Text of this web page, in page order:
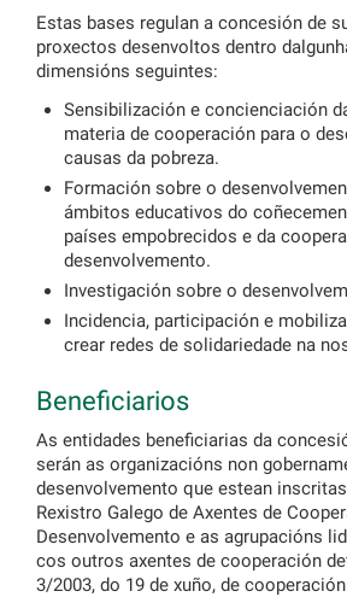
Estas bases regulan a concesión de
proxectos desenvoltos dentro
dimensións seguintes:
Sensibilización e concienciación
materia de cooperación para o
causas da pobreza.
Formación sobre o
ámbitos educativos do
países empobrecidos e da
desenvolvemento.
Investigación sobre o
Incidencia, participación e
crear redes de solidariedade na
Beneficiarios
As entidades beneficiarias da
serán as organizacións non
desenvolvemento que estean
Rexistro Galego de Axentes de
Desenvolvemento e as agrupacións
cos outros axentes de cooperación
3/2003, do 19 de xuño, de